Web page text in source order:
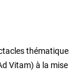
Vitam) à la